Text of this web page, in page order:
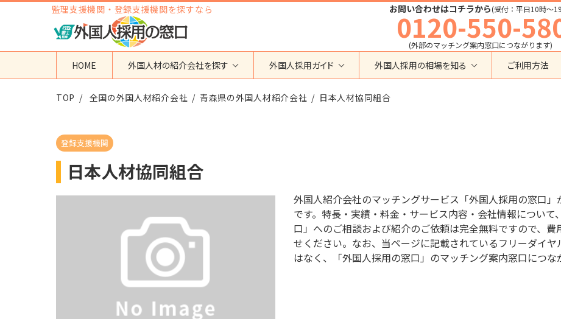
監理支援機関・登録支援機関を探すなら お問い合わせはコチラから(受付：平日10時〜
0120-550-
(外部のマッチング案内窓口につながります)
HOME 外国人材の紹介会社を探す
地域から検索する
神奈川県
大阪府
その他の地域
国籍から検索する
ミャンマー
タイ
ネパール
中国
その他の国籍
在留資格から検索する
高度専門職
留学
インターンシップ
特定活動
介護
運送・ドライバー
自動車整備
宿泊
外食
農業
外国人採用ガイド
特定技能
在留資格・ビザ
教育・研修
外国人採用の相場を知る
育成就労外国人の受け入れ相場
ご利用方法
TOP 全国の外国人材紹介会社 青森県の外国人材紹介会社 日本人材協同組合
登録支援機関
日本人材協同組合
外国人紹介会社のマッチングサービス「外国人採用の窓口
です。特長・実績・料金・サービス内容・会社情報につい
口」へのご相談および紹介のご依頼は完全無料ですので、
せください。なお、当ページに記載されているフリーダイ
はなく、「外国人採用の窓口」のマッチング案内窓口につな